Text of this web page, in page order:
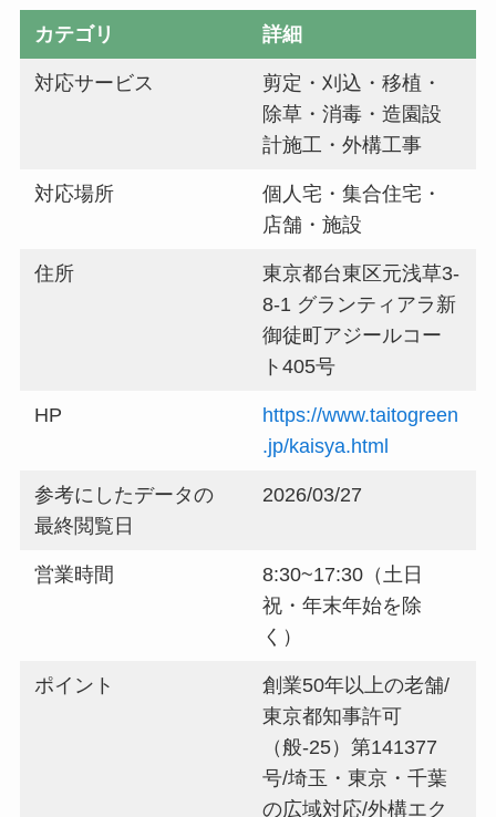
カテゴリ 詳細
対応サービス
剪定・刈込・移植・
除草・消毒・造園設
計施工・外構工事
対応場所
個人宅・集合住宅・
店舗・施設
住所
東京都台東区元浅草3-
8-1 グランティアラ新
御徒町アジールコー
ト405号
HP
https://www.taitogreen
.jp/kaisya.html
参考にしたデータの
最終閲覧日
2026/03/27
営業時間
8:30~17:30（土日
祝・年末年始を除
く）
ポイント
創業50年以上の老舗/
東京都知事許可
（般-25）第141377
号/埼玉・東京・千葉
の広域対応/外構エク